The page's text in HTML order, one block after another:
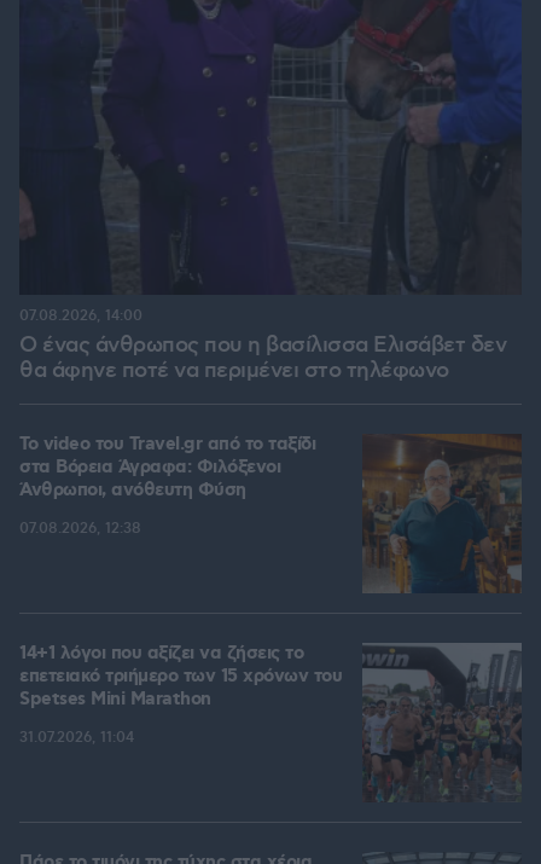
Ο ένας άνθρωπος που η βασίλισσα Ελισάβετ δεν
θα άφηνε ποτέ να περιμένει στο τηλέφωνο
07.08.2026, 14:00
To video του Travel.gr από το ταξίδι
στα Βόρεια Άγραφα: Φιλόξενοι
Άνθρωποι, ανόθευτη Φύση
07.08.2026, 12:38
14+1 λόγοι που αξίζει να ζήσεις το
επετειακό τριήμερο των 15 χρόνων του
Spetses Mini Marathon
31.07.2026, 11:04